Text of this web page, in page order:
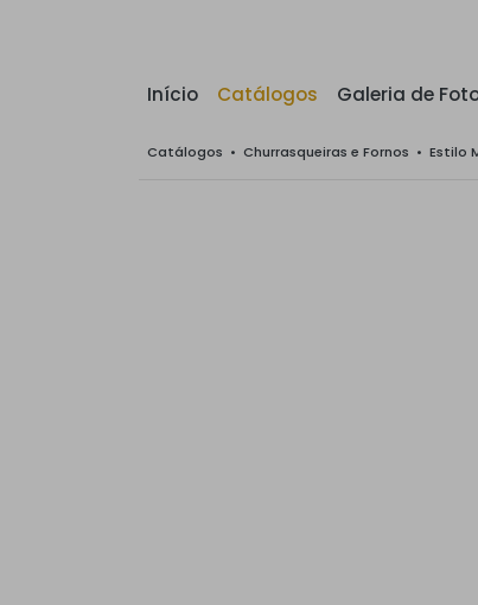
Início Catálogos Galeria de
Catálogos • Churrasqueiras e Fornos • Estilo